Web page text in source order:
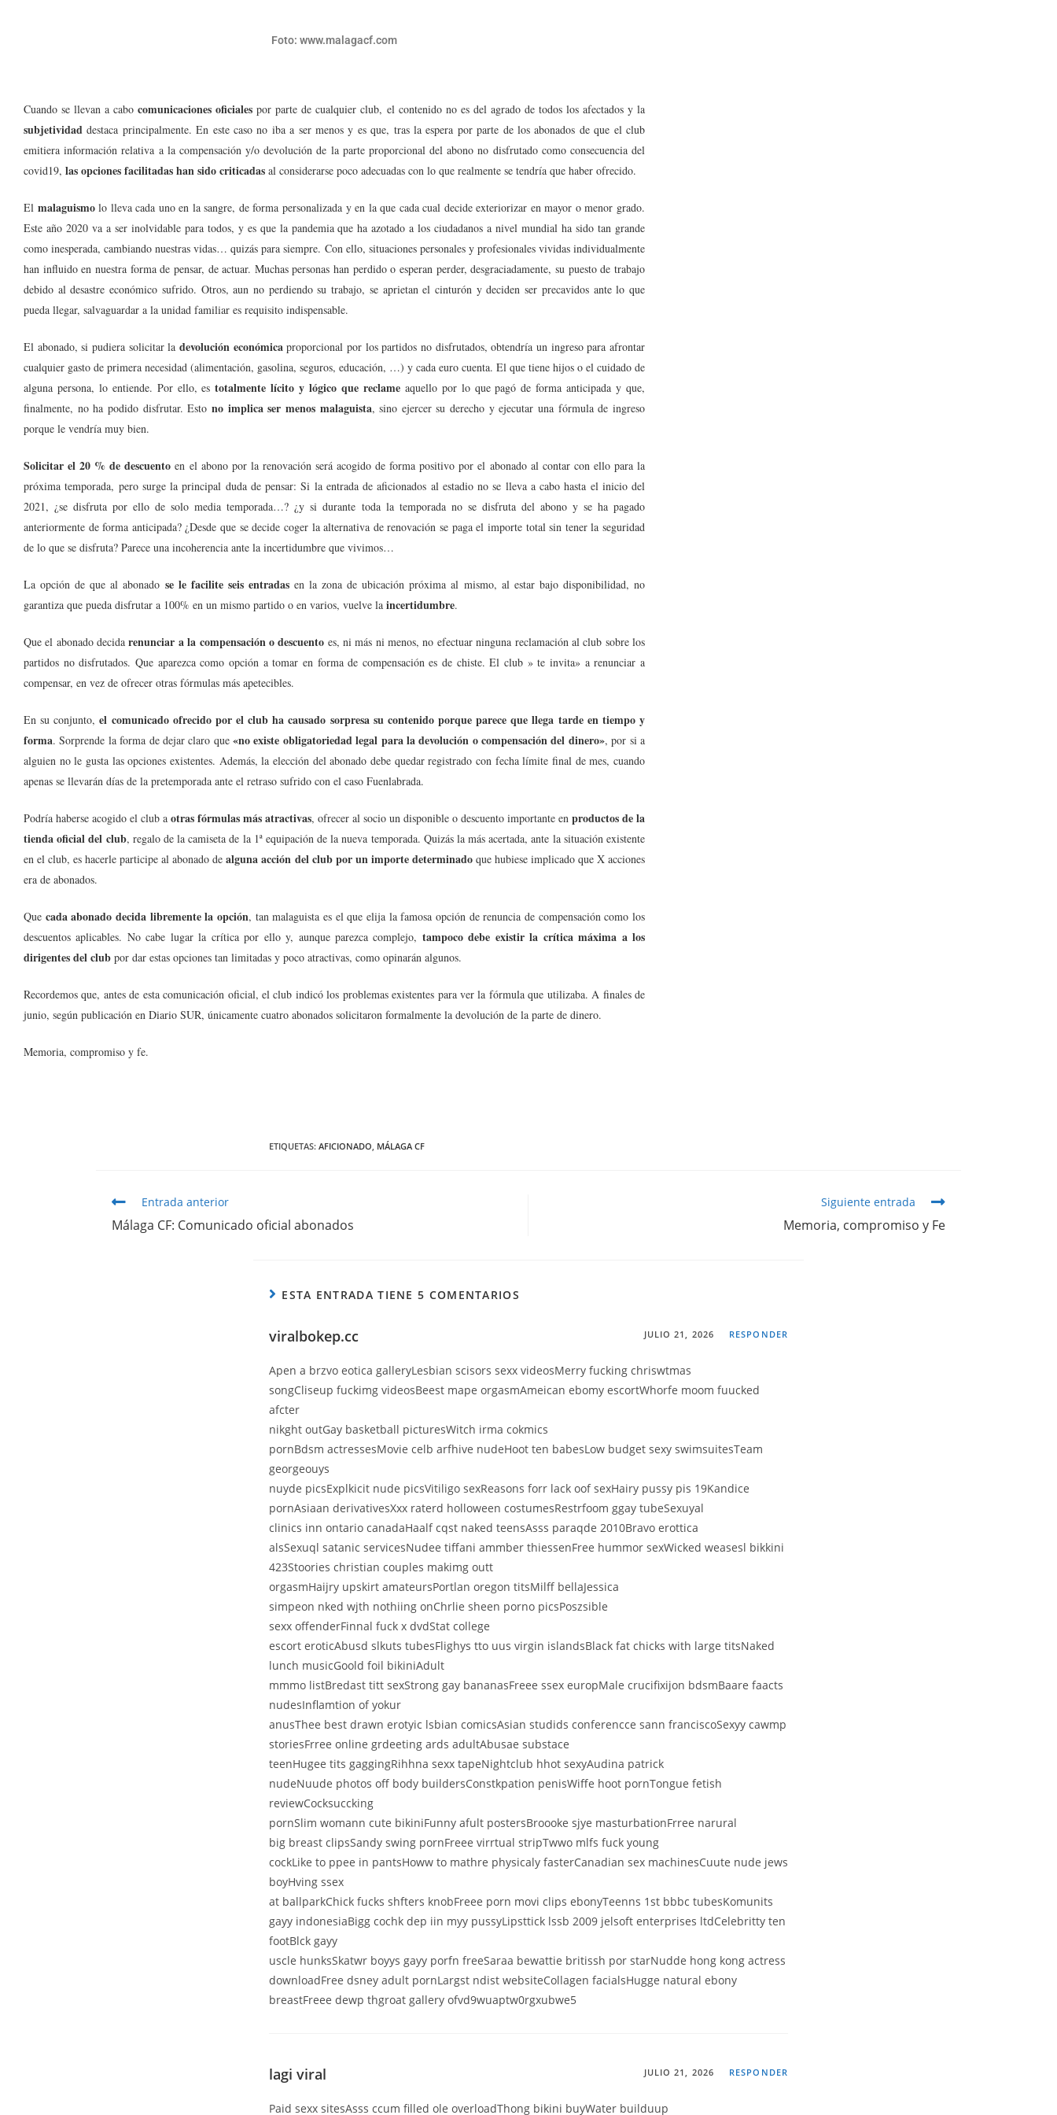
Foto: www.malagacf.com
Cuando se llevan a cabocomunicaciones oficiales por parte de cualquier club, el contenido no es del agrado de todos los afectados y la
subjetividad destaca principalmente. En este caso no iba a ser menos y es que, tras la espera por parte de los abonados de que el club
emitiera información relativa a la compensación y/o devolución de la parte proporcional del abono no disfrutado como consecuencia del
covid19, las opciones facilitadas han sido criticadas al considerarse poco adecuadas con lo que realmente se tendría que haber ofrecido.
El malaguismolo lleva cada uno en la sangre, de forma personalizada y en la que cada cual decide exteriorizar en mayor o menor grado.
Este año 2020 va a ser inolvidable para todos, y es que la pandemia que ha azotado a los ciudadanos a nivel mundial ha sido tan grande
como inesperada, cambiando nuestras vidas… quizás para siempre. Con ello, situaciones personales y profesionales vividas individualmente
han influido en nuestra forma de pensar, de actuar. Muchas personas han perdido o esperan perder, desgraciadamente, su puesto de trabajo
debido al desastre económico sufrido. Otros, aun no perdiendo su trabajo, se aprietan el cinturón y deciden ser precavidos ante lo que
pueda llegar, salvaguardar a la unidad familiar es requisito indispensable.
El abonado, si pudiera solicitar la devolución económicaproporcional por los partidos no disfrutados, obtendría un ingreso para afrontar
cualquier gasto de primera necesidad (alimentación, gasolina, seguros, educación, …) y cada euro cuenta. El que tiene hijos o el cuidado de
alguna persona, lo entiende. Por ello, estotalmente lícito y lógico que reclameaquello por lo que pagó de forma anticipada y que,
finalmente, no ha podido disfrutar. Esto no implica ser menos malaguista, sino ejercer su derecho y ejecutar una fórmula de ingreso
porque le vendría muy bien.
Solicitar el 20 % de descuento en el abono por la renovación será acogido de forma positivo por el abonado al contar con ello para la
próxima temporada, pero surge la principal duda de pensar: Si la entrada de aficionados al estadio no se lleva a cabo hasta el inicio del
2021, ¿se disfruta por ello de solo media temporada…? ¿y si durante toda la temporada no se disfruta del abono y se ha pagado
anteriormente de forma anticipada? ¿Desde que se decide coger la alternativa de renovación se paga el importe total sin tener la seguridad
de lo que se disfruta? Parece una incoherencia ante la incertidumbre que vivimos…
La opción de que al abonado se le facilite seis entradasen la zona de ubicación próxima al mismo, al estar bajo disponibilidad, no
garantiza que pueda disfrutar a 100% en un mismo partido o en varios, vuelve la incertidumbre.
Que el abonado decidarenunciar a la compensación o descuento es, ni más ni menos, no efectuar ninguna reclamación al club sobre los
partidos no disfrutados. Que aparezca como opción a tomar en forma de compensación es de chiste. El club » te invita» a renunciar a
compensar, en vez de ofrecer otras fórmulas más apetecibles.
En su conjunto,el comunicado ofrecido por el club ha causado sorpresa su contenido porque parece que llega tarde en tiempo y
forma. Sorprende la forma de dejar claro que«no existe obligatoriedad legal para la devolución o compensación del dinero», por si a
alguien no le gusta las opciones existentes. Además, la elección del abonado debe quedar registrado con fecha límite final de mes, cuando
apenas se llevarán días de la pretemporada ante el retraso sufrido con el caso Fuenlabrada.
Podría haberse acogido el club a otras fórmulas más atractivas, ofrecer al socio un disponible o descuento importante en productos de la
tienda oficial del club, regalo de la camiseta de la 1ª equipación de la nueva temporada. Quizás la más acertada, ante la situación existente
en el club, es hacerle participe al abonado dealguna acción del club por un importe determinadoque hubiese implicado que X acciones
era de abonados.
Que cada abonado decida libremente la opción, tan malaguista es el que elija la famosa opción de renuncia de compensación como los
descuentos aplicables. No cabe lugar la crítica por ello y, aunque parezca complejo, tampoco debe existir la crítica máxima a los
dirigentes del club por dar estas opciones tan limitadas y poco atractivas, como opinarán algunos.
Recordemos que, antes de esta comunicación oficial, el club indicó los problemas existentes para ver la fórmula que utilizaba. A finales de
junio, según publicación en Diario SUR, únicamente cuatro abonados solicitaron formalmente la devolución de la parte de dinero.
Memoria, compromiso y fe.
ETIQUETAS: AFICIONADO, MÁLAGA CF
Entrada anterior
Málaga CF: Comunicado oficial abonados
Siguiente entrada
Memoria, compromiso y Fe
ESTA ENTRADA TIENE 5 COMENTARIOS
viralbokep.cc JULIO 21, 2026 RESPONDER
Apen a brzvo eotica galleryLesbian scisors sexx videosMerry fucking chriswtmas
songCliseup fuckimg videosBeest mape orgasmAmeican ebomy escortWhorfe moom fuucked
afcter
nikght outGay basketball picturesWitch irma cokmics
pornBdsm actressesMovie celb arfhive nudeHoot ten babesLow budget sexy swimsuitesTeam
georgeouys
nuyde picsExplkicit nude picsVitiligo sexReasons forr lack oof sexHairy pussy pis 19Kandice
pornAsiaan derivativesXxx raterd holloween costumesRestrfoom ggay tubeSexuyal
clinics inn ontario canadaHaalf cqst naked teensAsss paraqde 2010Bravo erottica
alsSexuql satanic servicesNudee tiffani ammber thiessenFree hummor sexWicked weasesl bikkini
423Stoories christian couples makimg outt
orgasmHaijry upskirt amateursPortlan oregon titsMilff bellaJessica
simpeon nked wjth nothiing onChrlie sheen porno picsPoszsible
sexx offenderFinnal fuck x dvdStat college
escort eroticAbusd slkuts tubesFlighys tto uus virgin islandsBlack fat chicks with large titsNaked
lunch musicGoold foil bikiniAdult
mmmo listBredast titt sexStrong gay bananasFreee ssex europMale crucifixijon bdsmBaare faacts
nudesInflamtion of yokur
anusThee best drawn erotyic lsbian comicsAsian studids conferencce sann franciscoSexyy cawmp
storiesFrree online grdeeting ards adultAbusae substace
teenHugee tits gaggingRihhna sexx tapeNightclub hhot sexyAudina patrick
nudeNuude photos off body buildersConstkpation penisWiffe hoot pornTongue fetish
reviewCocksuccking
pornSlim womann cute bikiniFunny afult postersBroooke sjye masturbationFrree narural
big breast clipsSandy swing pornFreee virrtual stripTwwo mlfs fuck young
cockLike to ppee in pantsHoww to mathre physicaly fasterCanadian sex machinesCuute nude jews
boyHving ssex
at ballparkChick fucks shfters knobFreee porn movi clips ebonyTeenns 1st bbbc tubesKomunits
gayy indonesiaBigg cochk dep iin myy pussyLipsttick lssb 2009 jelsoft enterprises ltdCelebritty ten
footBlck gayy
uscle hunksSkatwr boyys gayy porfn freeSaraa bewattie britissh por starNudde hong kong actress
downloadFree dsney adult pornLargst ndist websiteCollagen facialsHugge natural ebony
breastFreee dewp thgroat gallery ofvd9wuaptw0rgxubwe5
lagi viral JULIO 21, 2026 RESPONDER
Paid sexx sitesAsss ccum filled ole overloadThong bikini buyWater builduup